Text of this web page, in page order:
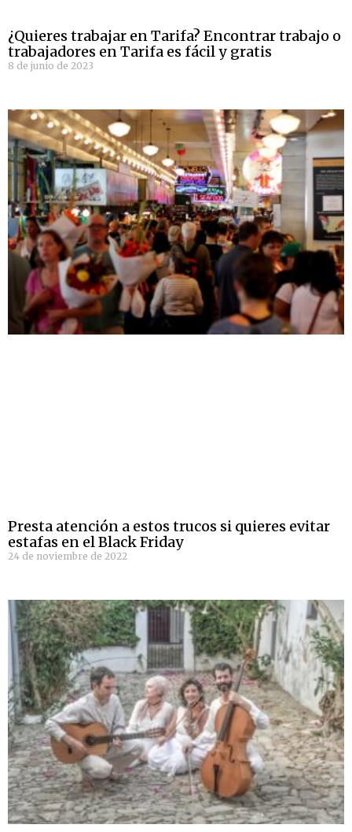
¿Quieres trabajar en Tarifa? Encontrar trabajo o
trabajadores en Tarifa es fácil y gratis
8 de junio de 2023
Presta atención a estos trucos si quieres evitar
estafas en el Black Friday
24 de noviembre de 2022